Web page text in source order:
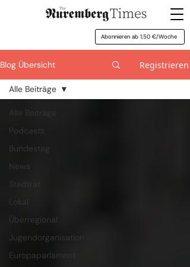
Abonnieren ab 1,50 €/Woche
Blog Übersicht Registrieren
Alle Beiträge
Podcasts
Bundestag
News
Stadtrat
Lokal
Überregional
Jugendorganisation
Europaparlament
Alle Beiträge